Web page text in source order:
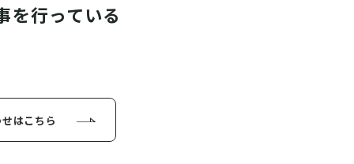
を行っている
はこちら